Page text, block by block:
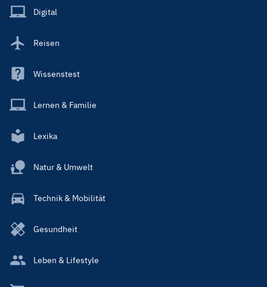
Main
Digital
Reisen
Wissenstest
Lernen & Familie
Lexika
Natur & Umwelt
Technik & Mobilität
Gesundheit
Leben & Lifestyle